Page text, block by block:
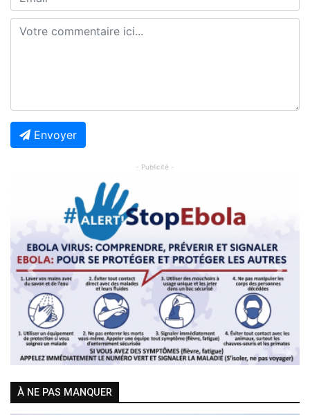
Envoyer
- Publicité -
Previous Next
À NE PAS MANQUER